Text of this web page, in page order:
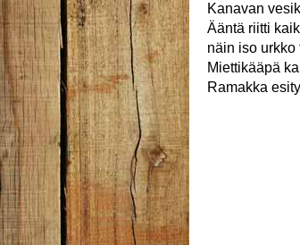
Kanavan
Ääntä riitti
näin iso
Miettikääpä
Ramakka